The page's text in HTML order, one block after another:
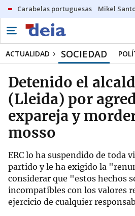
Carabelas portuguesas Mikel
ACTUALIDAD SOCIEDAD
Detenido el
(Lleida) por
expareja y
mosso
ERC lo ha suspendido de toda
partido y le ha exigido la
considerar que "estos hechos
incompatibles con los valores
ejercicio de cualquier